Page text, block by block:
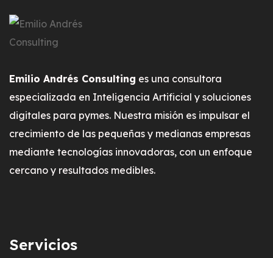
Emilio Andrés Consulting es una consultora
especializada en Inteligencia Artificial y soluciones
digitales para pymes. Nuestra misión es impulsar el
crecimiento de las pequeñas y medianas empresas
mediante tecnologías innovadoras, con un enfoque
cercano y resultados medibles.
Servicios